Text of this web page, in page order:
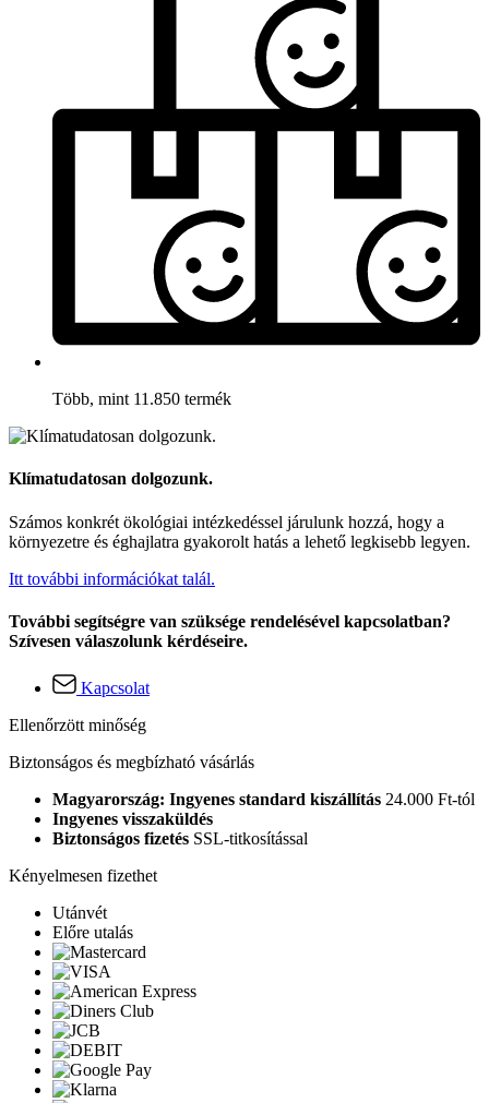
Több, mint 11.850 termék
Klímatudatosan dolgozunk.
Számos konkrét ökológiai intézkedéssel járulunk hozzá, hogy a
környezetre és éghajlatra gyakorolt hatás a lehető legkisebb legyen.
Itt további információkat talál.
További segítségre van szüksége rendelésével kapcsolatban?
Szívesen válaszolunk kérdéseire.
Kapcsolat
Ellenőrzött minőség
Biztonságos és megbízható vásárlás
Magyarország: Ingyenes standard kiszállítás 24.000 Ft-tól
Ingyenes visszaküldés
Biztonságos fizetés SSL-titkosítással
Kényelmesen fizethet
Utánvét
Előre utalás